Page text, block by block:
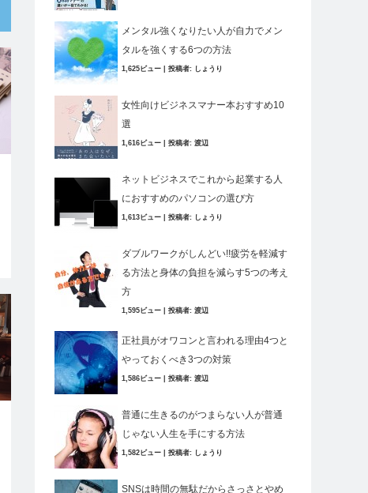
メンタル強くなりたい人が自力でメン
タルを強くする6つの方法
1,625ビュー 投稿者: しょうり
女性向けビジネスマナー本おすすめ10
選
1,616ビュー 投稿者: 渡辺
ネットビジネスでこれから起業する人
におすすめのパソコンの選び方
1,613ビュー 投稿者: しょうり
ダブルワークがしんどい!!疲労を軽減す
る方法と身体の負担を減らす5つの考え
方
1,595ビュー 投稿者: 渡辺
正社員がオワコンと言われる理由4つと
やっておくべき3つの対策
1,586ビュー 投稿者: 渡辺
普通に生きるのがつまらない人が普通
じゃない人生を手にする方法
1,582ビュー 投稿者: しょうり
SNSは時間の無駄だからさっさとやめ